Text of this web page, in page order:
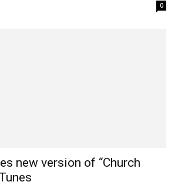
0
new version of “Church